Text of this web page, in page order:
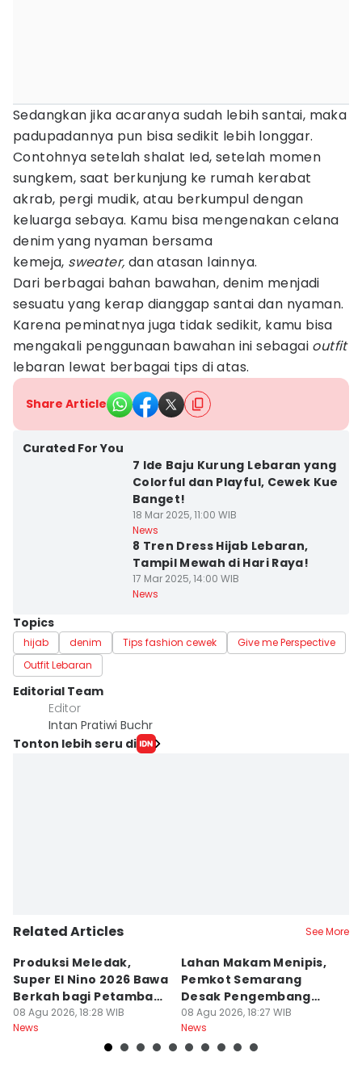
Sedangkan jika acaranya sudah lebih santai, maka
padupadannya pun bisa sedikit lebih longgar.
Contohnya setelah shalat Ied, setelah momen
sungkem, saat berkunjung ke rumah kerabat
akrab, pergi mudik, atau berkumpul dengan
keluarga sebaya. Kamu bisa mengenakan celana
denim yang nyaman bersama
kemeja, sweater, dan atasan lainnya.
Dari berbagai bahan bawahan, denim menjadi
sesuatu yang kerap dianggap santai dan nyaman.
Karena peminatnya juga tidak sedikit, kamu bisa
mengakali penggunaan bawahan ini sebagai outfit
lebaran lewat berbagai tips di atas.
Share Article
Curated For You
7 Ide Baju Kurung Lebaran yang
Colorful dan Playful, Cewek Kue
Banget!
18 Mar 2025, 11:00 WIB
News
8 Tren Dress Hijab Lebaran,
Tampil Mewah di Hari Raya!
17 Mar 2025, 14:00 WIB
News
Topics
hijab denim Tips fashion cewek
Give me Perspective
Outfit Lebaran
Editorial Team
Editor
Intan Pratiwi Buchr
Tonton lebih seru di
Related Articles See More
Produksi Meledak,
Super El Nino 2026 Bawa
Berkah bagi Petambak
Garam
08 Agu 2026, 18:28 WIB
News
Lahan Makam Menipis,
Pemkot Semarang
Desak Pengembang
Serahkan PSU
08 Agu 2026, 18:27 WIB
News